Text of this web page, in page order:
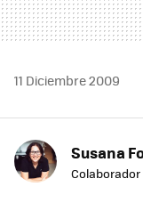
11 Diciembre 2009
Susana
Colaborador